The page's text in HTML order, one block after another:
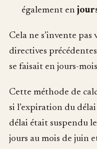
également en
Cela ne s’invente
directives
se faisait en jours-
Cette méthode de
si l’expiration du
délai était suspendu
jours au mois de juin